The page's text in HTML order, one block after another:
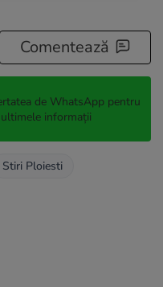
Comentează
de WhatsApp pentru
informații
Stiri Ploiesti